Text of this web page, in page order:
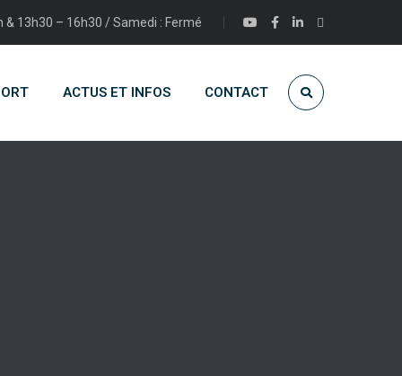
& 13h30 – 16h30 / Samedi : Fermé
ACTUS ET INFOS CONTACT